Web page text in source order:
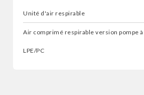
Unité d'air respirable
Air comprimé respirable version pompe
LPE/PC